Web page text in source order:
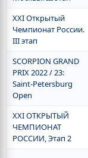
XXI Открытый
Чемпионат России.
III этап
SCORPION GRAND
PRIX 2022 / 23:
Saint-Petersburg
Open
XXI ОТКРЫТЫЙ
ЧЕМПИОНАТ
РОССИИ, Этап 2